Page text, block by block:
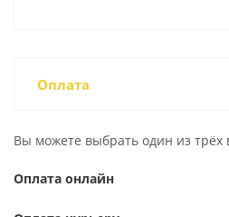
Оплата
Вы можете выбрать один из трёх
Оплата онлайн